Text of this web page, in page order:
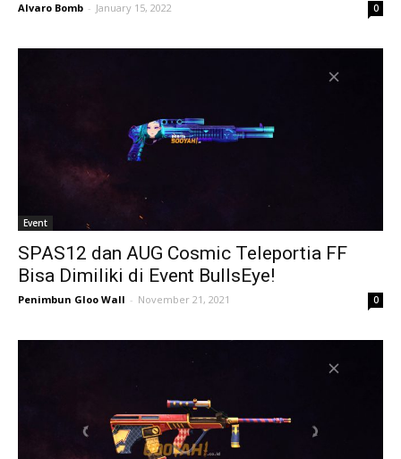
Alvaro Bomb - January 15, 2022 0
Event
SPAS12 dan AUG Cosmic Teleportia FF
Bisa Dimiliki di Event BullsEye!
Penimbun Gloo Wall - November 21, 2021 0